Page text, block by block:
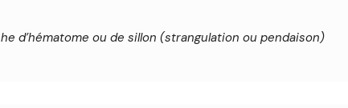
d’hématome ou de sillon (strangulation ou pendaison)